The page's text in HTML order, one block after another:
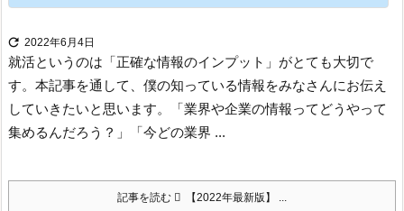
 2022年6月4日
就活というのは「正確な情報のインプット」がとても大切で
す。 本記事を通して、僕の知っている情報をみなさんにお伝え
していきたいと思います。
「業界や企業の情報ってどうやって
集めるんだろう？」
「今どの業界 ...
記事を読む 【2022年最新版】 ...